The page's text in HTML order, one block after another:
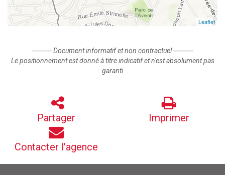
Leaflet
---------- Document informatif et non contractuel ----------
Le positionnement est donné à titre indicatif et n'est absolument pas
garanti
Partager Imprimer
Contacter l'agence